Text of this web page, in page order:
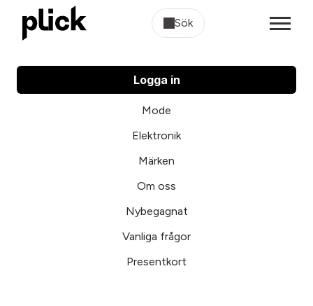
Sök
Logga in
Mode
Elektronik
Märken
Om oss
Nybegagnat
Vanliga frågor
Presentkort